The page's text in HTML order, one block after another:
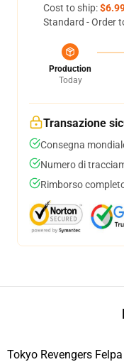
Cost to ship:
Standard - Order
Production
Today
Transazione
Consegna
Numero di
Rimborso
Tokyo Revengers